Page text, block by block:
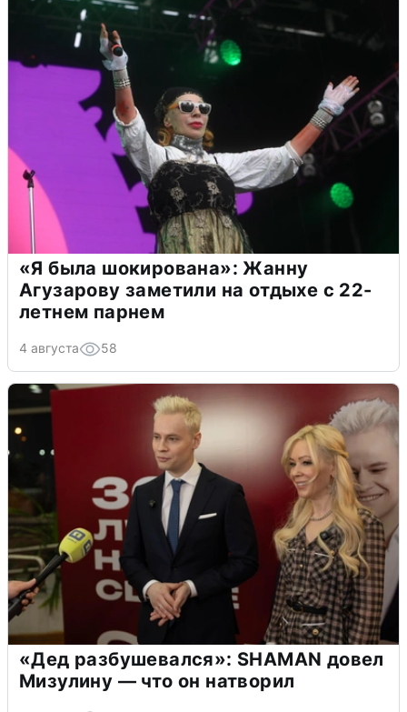
«Я была шокирована»: Жанну
Агузарову заметили на отдыхе с 22-
летнем парнем
4 августа 58
«Дед разбушевался»: SHAMAN довел
Мизулину — что он натворил